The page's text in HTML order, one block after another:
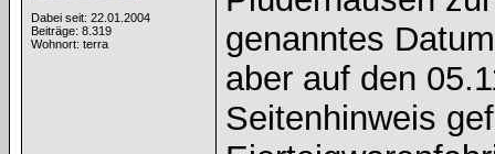
Dabei seit: 22.01.2004
Beiträge: 8.319
Wohnort: terra
genanntes
aber auf den
Seitenhinweis